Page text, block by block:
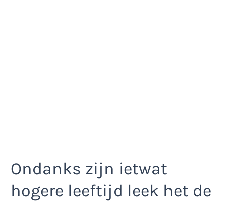
Ondanks zijn ietwat
hogere leeftijd leek het de